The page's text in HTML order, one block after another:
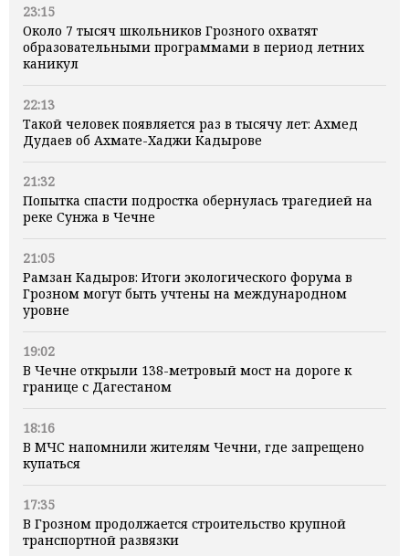
23:15
Около 7 тысяч школьников Грозного охватят
образовательными программами в период летних
каникул
22:13
Такой человек появляется раз в тысячу лет: Ахмед
Дудаев об Ахмате-Хаджи Кадырове
21:32
Попытка спасти подростка обернулась трагедией на
реке Сунжа в Чечне
21:05
Рамзан Кадыров: Итоги экологического форума в
Грозном могут быть учтены на международном
уровне
19:02
В Чечне открыли 138-метровый мост на дороге к
границе с Дагестаном
18:16
В МЧС напомнили жителям Чечни, где запрещено
купаться
17:35
В Грозном продолжается строительство крупной
транспортной развязки